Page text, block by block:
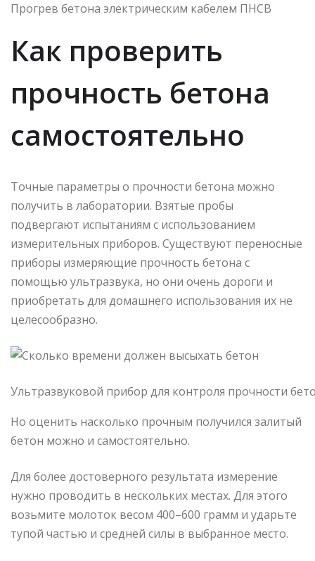
Прогрев бетона электрическим кабелем ПНСВ
Как проверить
прочность бетона
самостоятельно
Точные параметры о прочности бетона можно
получить в лаборатории. Взятые пробы
подвергают испытаниям с использованием
измерительных приборов. Существуют переносные
приборы измеряющие прочность бетона с
помощью ультразвука, но они очень дороги и
приобретать для домашнего использования их не
целесообразно.
Ультразвуковой прибор для контроля прочности
Но оценить насколько прочным получился залитый
бетон можно и самостоятельно.
Для более достоверного результата измерение
нужно проводить в нескольких местах. Для этого
возьмите молоток весом 400–600 грамм и ударьте
тупой частью и средней силы в выбранное место.